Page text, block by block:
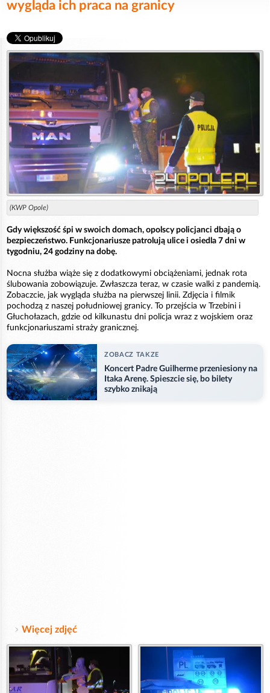
wygląda ich praca na granicy
(KWP Opole)
Gdy większość śpi w swoich domach, opolscy policjanci dbają o
bezpieczeństwo. Funkcjonariusze patrolują ulice i osiedla 7 dni w
tygodniu, 24 godziny na dobę.
Nocna służba wiąże się z dodatkowymi obciążeniami, jednak rota
ślubowania zobowiązuje. Zwłaszcza teraz, w czasie walki z pandemią.
Zobaczcie, jak wygląda służba na pierwszej linii. Zdjęcia i filmik
pochodzą z naszej południowej granicy. To przejścia w Trzebini i
Głuchołazach, gdzie od kilkunastu dni policja wraz z wojskiem oraz
funkcjonariuszami straży granicznej.
ZOBACZ TAKZE
Koncert Padre Guilherme przeniesiony na
Itaka Arenę. Spieszcie się, bo bilety
szybko znikają
Więcej zdjęć